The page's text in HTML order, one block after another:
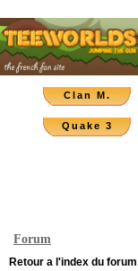
Clan M.
Quake 3
Forum
Retour a l'index du forum